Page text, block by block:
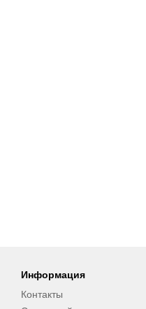
Информация
Контакты